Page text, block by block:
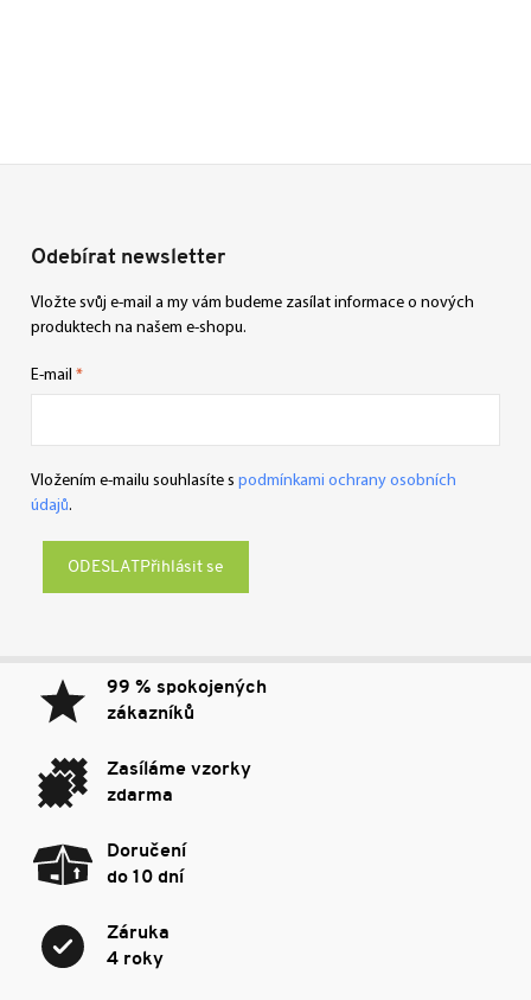
Odebírat newsletter
Vložte svůj e-mail a my vám budeme zasílat informace o nových
produktech na našem e-shopu.
E-mail
Vložením e-mailu souhlasíte s podmínkami ochrany osobních
údajů.
Přihlásit se
99 % spokojených
zákazníků
Zasíláme vzorky
zdarma
Doručení
do 10 dní
Záruka
4 roky